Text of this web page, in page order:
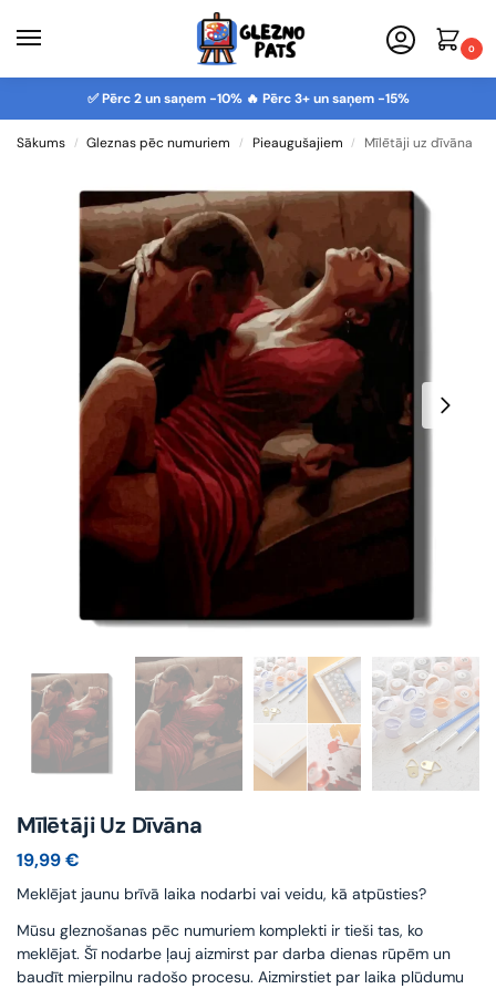
0
✅ Pērc 2 un saņem -10% 🔥 Pērc 3+ un saņem -15%
Sākums / Gleznas pēc numuriem / Pieaugušajiem / Mīlētāji uz dīvāna
Mīlētāji Uz Dīvāna
19,99€
Meklējat jaunu brīvā laika nodarbi vai veidu, kā atpūsties?
Mūsu gleznošanas pēc numuriem komplekti ir tieši tas, ko
meklējat. Šī nodarbe ļauj aizmirst par darba dienas rūpēm un
baudīt mierpilnu radošo procesu. Aizmirstiet par laika plūdumu